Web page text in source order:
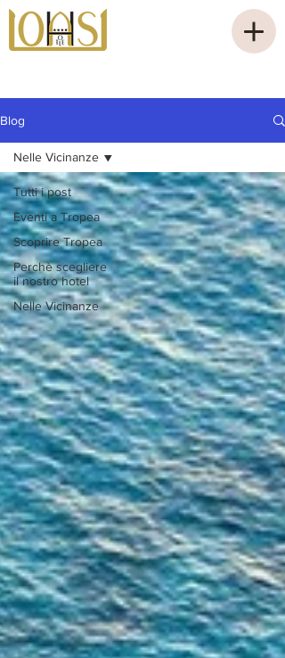
Blog
Tutti i post
Eventi a Tropea
Scoprire Tropea
Perchè scegliere
il nostro hotel
Nelle Vicinanze
Nelle Vicinanze